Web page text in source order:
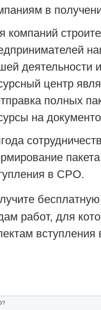
в
компаний
деятельности
центр
полных
на
в СРО.
работ, для